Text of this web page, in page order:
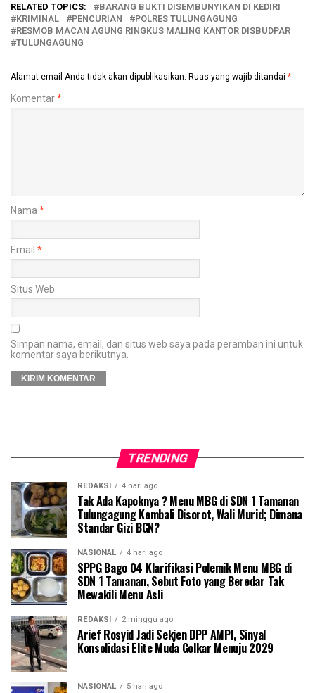
RELATED TOPICS:
BARANG BUKTI DISEMBUNYIKAN DI KEDIRI
KRIMINAL
PENCURIAN
POLRES TULUNGAGUNG
RESMOB MACAN AGUNG RINGKUS MALING KANTOR DISBUDPAR
TULUNGAGUNG
Alamat email Anda tidak akan dipublikasikan. Ruas yang wajib ditandai *
Komentar*
Nama *
Email *
Situs Web
Simpan nama, email, dan situs web saya pada peramban ini untuk
komentar saya berikutnya.
TRENDING
REDAKSI 4 hari ago
Tak Ada Kapoknya ? Menu MBG di SDN 1 Tamanan
Tulungagung Kembali Disorot, Wali Murid; Dimana
Standar Gizi BGN?
NASIONAL 4 hari ago
SPPG Bago 04 Klarifikasi Polemik Menu MBG di
SDN 1 Tamanan, Sebut Foto yang Beredar Tak
Mewakili Menu Asli
REDAKSI 2 minggu ago
Arief Rosyid Jadi Sekjen DPP AMPI, Sinyal
Konsolidasi Elite Muda Golkar Menuju 2029
NASIONAL 5 hari ago